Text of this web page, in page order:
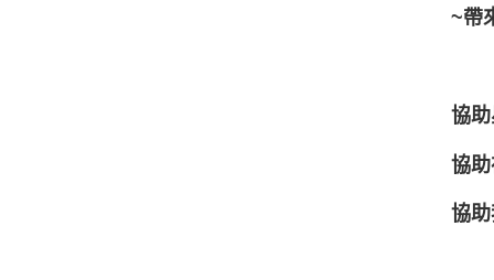
~帶
協
協
協